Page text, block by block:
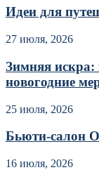
Идеи для
27 июля, 2026
Зимняя искра:
новогодние
25 июля, 2026
Бьюти-салон
16 июля, 2026